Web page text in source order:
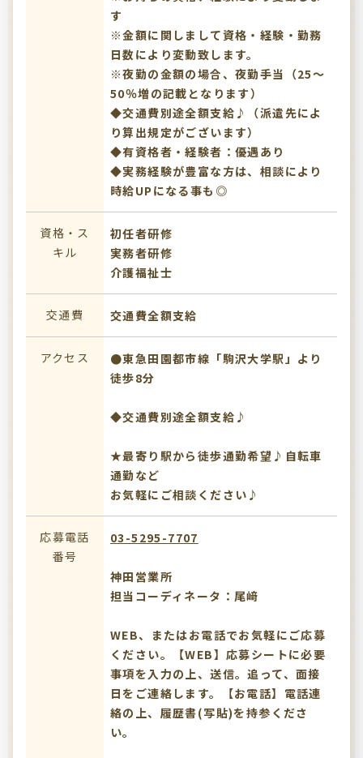
す
※金額に関しまして資格・経験・勤務
日数により変動致します。
※夜勤の金額の場合、夜勤手当（25～
50％増の記載となります）
◆交通費別途全額支給♪（派遣先によ
り算出規定がございます）
◆有資格者・経験者：優遇あり
◆実務経験が豊富な方は、相談により
時給UPになる事も◎
資格・ス
キル
初任者研修
実務者研修
介護福祉士
交通費 交通費全額支給
アクセス
●東急田園都市線「駒沢大学駅」より
徒歩8分
◆交通費別途全額支給♪
★最寄り駅から徒歩通勤希望♪自転車
通勤など
お気軽にご相談ください♪
応募電話
番号
03-5295-7707
神田営業所
担当コーディネータ：尾﨑
WEB、またはお電話でお気軽にご応募
ください。【WEB】応募シートに必要
事項を入力の上、送信。追って、面接
日をご連絡します。【お電話】電話連
絡の上、履歴書(写貼)を持参くださ
い。